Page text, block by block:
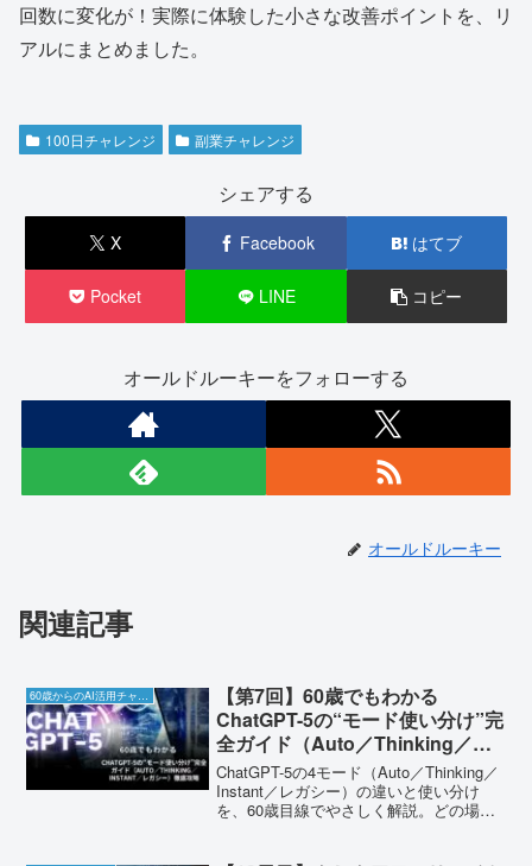
回数に変化が！実際に体験した小さな改善ポイントを、リ
アルにまとめました。
100日チャレンジ 副業チャレンジ
シェアする
X Facebook はてブ
Pocket LINE コピー
オールドルーキーをフォローする
オールドルーキー
関連記事
60歳からのAI活用チャレンジ
【第7回】60歳でもわかる
ChatGPT-5の“モード使い分け”完
全ガイド（Auto／Thinking／
Instant／レガシー）
ChatGPT-5の4モード（Auto／Thinking／
Instant／レガシー）の違いと使い分け
を、60歳目線でやさしく解説。どの場面